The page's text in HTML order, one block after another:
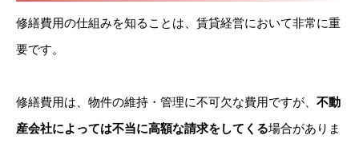
修繕費用の仕組みを知ることは、賃貸経営において非常に重
要です。
修繕費用は、物件の維持・管理に不可欠な費用ですが、 不動
産会社によっては不当に高額な請求をしてくる場合がありま